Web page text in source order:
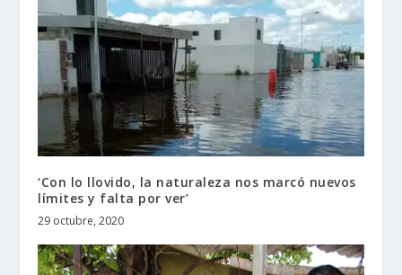
‘Con lo llovido, la naturaleza nos marcó nuevos
límites y falta por ver’
29 octubre, 2020